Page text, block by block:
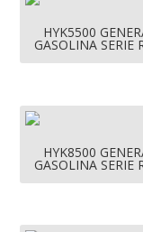
HYK5500
GASOLINA SERIE
HYK8500
GASOLINA SERIE